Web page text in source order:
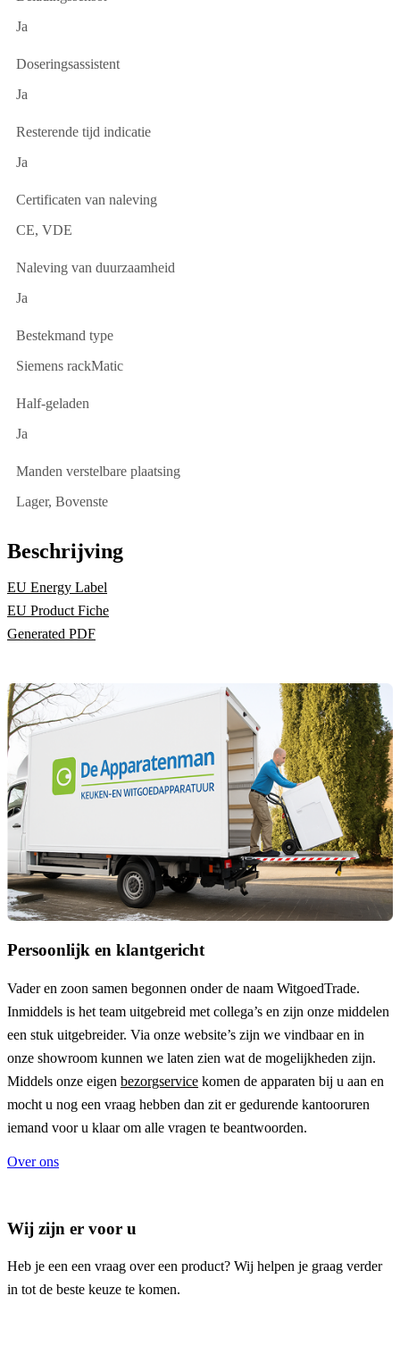
Ja
Doseringsassistent
Ja
Resterende tijd indicatie
Ja
Certificaten van naleving
CE, VDE
Naleving van duurzaamheid
Ja
Bestekmand type
Siemens rackMatic
Half-geladen
Ja
Manden verstelbare plaatsing
Lager, Bovenste
Beschrijving
EU Energy Label
EU Product Fiche
Generated PDF
Persoonlijk en klantgericht
Vader en zoon samen begonnen onder de naam WitgoedTrade.
Inmiddels is het team uitgebreid met collega’s en zijn onze middelen
een stuk uitgebreider. Via onze website’s zijn we vindbaar en in
onze showroom kunnen we laten zien wat de mogelijkheden zijn.
Middels onze eigen bezorgservice komen de apparaten bij u aan en
mocht u nog een vraag hebben dan zit er gedurende kantooruren
iemand voor u klaar om alle vragen te beantwoorden.
Over ons
Wij zijn er voor u
Heb je een een vraag over een product? Wij helpen je graag verder
in tot de beste keuze te komen.